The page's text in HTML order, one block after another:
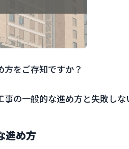
をご存知ですか？
事の一般的な進め方と失敗し
進め方